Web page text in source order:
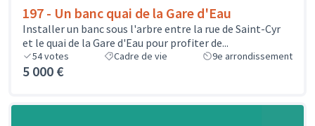
197 - Un banc quai de la Gare d'Eau
Installer un banc sous l'arbre entre la rue de Saint-Cyr
et le quai de la Gare d'Eau pour profiter de...
54votes Cadre de vie 9e arrondissement
5 000 €